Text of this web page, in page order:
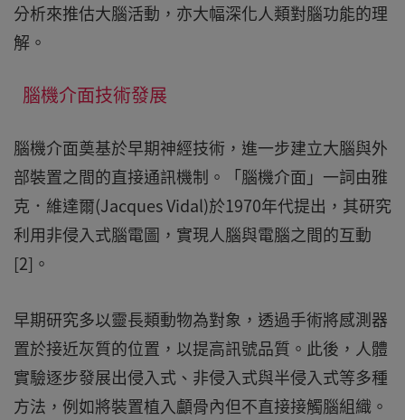
分析來推估大腦活動，亦大幅深化人類對腦功能的理
解。
腦機介面技術發展
腦機介面奠基於早期神經技術，進一步建立大腦與外
部裝置之間的直接通訊機制。「腦機介面」一詞由雅
克．維達爾(Jacques Vidal)於1970年代提出，其研究
利用非侵入式腦電圖，實現人腦與電腦之間的互動
[2]。
早期研究多以靈長類動物為對象，透過手術將感測器
置於接近灰質的位置，以提高訊號品質。此後，人體
實驗逐步發展出侵入式、非侵入式與半侵入式等多種
方法，例如將裝置植入顱骨內但不直接接觸腦組織。